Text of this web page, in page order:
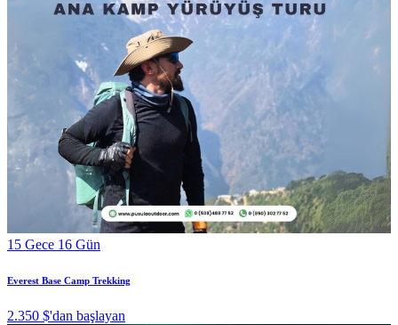
15 Gece 16 Gün
Everest Base Camp Trekking
2.350 $'dan başlayan